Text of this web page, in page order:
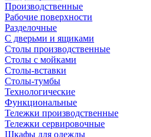
Производственные
Рабочие поверхности
Разделочные
С дверьми и ящиками
Столы производственные
Столы с мойками
Столы-вставки
Столы-тумбы
Технологические
Функциональные
Тележки производственные
Тележки сервировочные
Шкафы для одежды